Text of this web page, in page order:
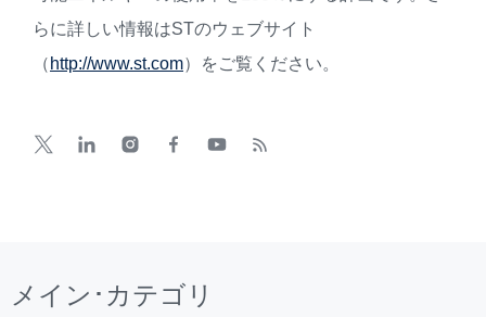
らに詳しい情報はSTのウェブサイト
（ http://www.st.com）をご覧ください。
メイン･カテゴリ